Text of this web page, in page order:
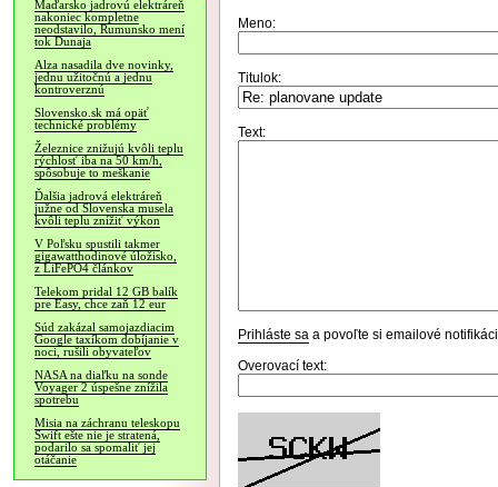
Maďarsko jadrovú elektráreň
nakoniec kompletne
neodstavilo, Rumunsko mení
tok Dunaja
Alza nasadila dve novinky,
jednu užitočnú a jednu
kontroverznú
Slovensko.sk má opäť
technické problémy
Železnice znižujú kvôli teplu
rýchlosť iba na 50 km/h,
spôsobuje to meškanie
Ďalšia jadrová elektráreň
južne od Slovenska musela
kvôli teplu znížiť výkon
V Poľsku spustili takmer
gigawatthodinové úložisko,
z LiFePO4 článkov
Telekom pridal 12 GB balík
pre Easy, chce zaň 12 eur
Súd zakázal samojazdiacim
Google taxíkom dobíjanie v
noci, rušili obyvateľov
NASA na diaľku na sonde
Voyager 2 úspešne znížila
spotrebu
Misia na záchranu teleskopu
Swift ešte nie je stratená,
podarilo sa spomaliť jej
otáčanie
Meno:
Titulok:
Text:
Prihláste sa a povoľte si emailové
Overovací text: